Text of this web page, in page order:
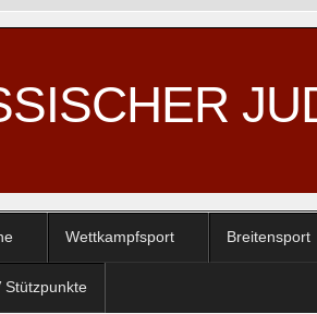
Wettkampfsport Breitensport
Stützpunkte